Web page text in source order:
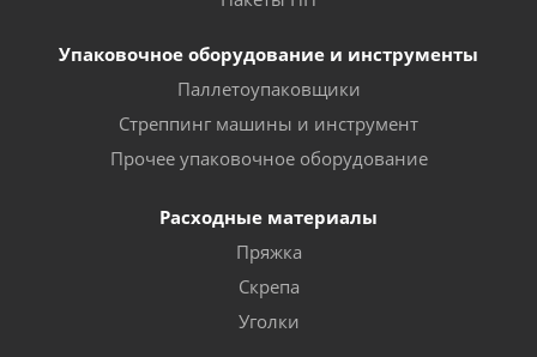
Упаковочное оборудование и инструменты
Паллетоупаковщики
Стреппинг машины и инструмент
Прочее упаковочное оборудование
Расходные материалы
Пряжка
Скрепа
Уголки